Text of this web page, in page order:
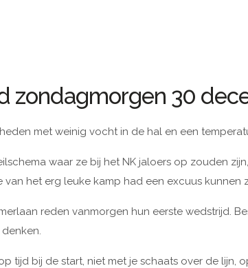
zondagmorgen 30
met weinig vocht in de hal en een
waar ze bij het NK jaloers op zouden
van het erg leuke kamp had een excuus kunnen
reden vanmorgen hun eerste wedstrijd.
tijd bij de start, niet met je schaats over de lijn,